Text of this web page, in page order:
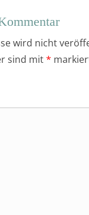
wird nicht
sind mit*